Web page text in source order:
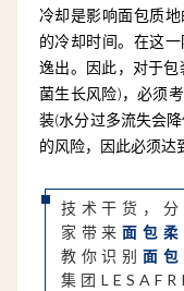
冷却是影响面包质
的冷却时间。在这
逸出。因此，对于
菌生长风险)，必须
装(水分过多流失会
的风险，因此必须达
技术干货，
家带来面包
教你识别面
集团